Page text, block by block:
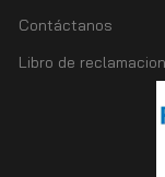
Contáctanos
Libro de